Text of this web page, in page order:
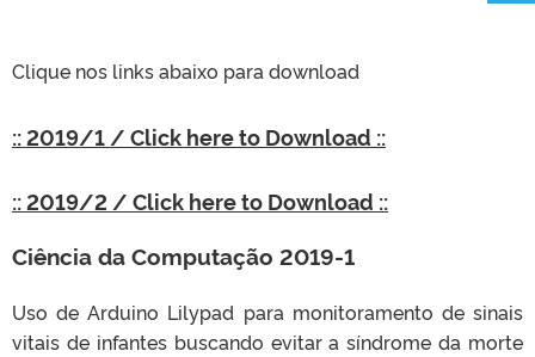
Clique nos links abaixo para download
:: 2019/1 / Click here to Download ::
:: 2019/2 / Click here to Download ::
Ciência da Computação 2019-1
Uso de Arduino Lilypad para monitoramento de sinais
vitais de infantes buscando evitar a síndrome da morte